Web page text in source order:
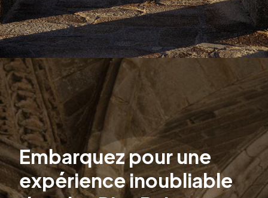
Embarquez pour une
expérience inoubliable